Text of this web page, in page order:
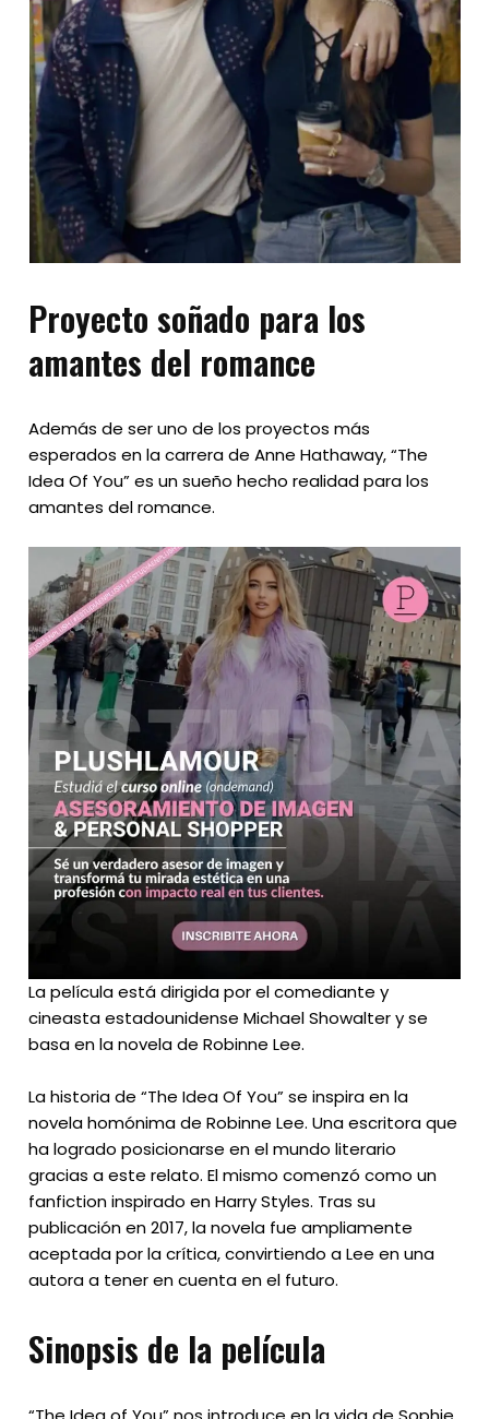
Proyecto soñado para los
amantes del romance
Además de ser uno de los proyectos más
esperados en la carrera de Anne Hathaway, “The
Idea Of You” es un sueño hecho realidad para los
amantes del romance.
La película está dirigida por el comediante y
cineasta estadounidense Michael Showalter y se
basa en la novela de Robinne Lee.
La historia de “The Idea Of You” se inspira en la
novela homónima de Robinne Lee. Una escritora que
ha logrado posicionarse en el mundo literario
gracias a este relato. El mismo comenzó como un
fanfiction inspirado en Harry Styles. Tras su
publicación en 2017, la novela fue ampliamente
aceptada por la crítica, convirtiendo a Lee en una
autora a tener en cuenta en el futuro.
Sinopsis de la película